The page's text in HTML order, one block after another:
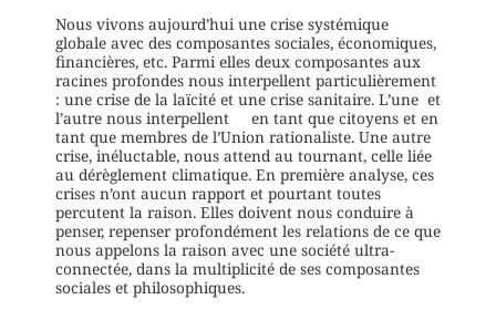
Nous vivons aujourd’hui une crise systémique
globale avec des composantes sociales, économiques,
financières, etc. Parmi elles deux composantes aux
racines profondes nous interpellent particulièrement
: une crise de la laïcité et une crise sanitaire. L’une et
l’autre nous interpellent en tant que citoyens et en
tant que membres de l’Union rationaliste. Une autre
crise, inéluctable, nous attend au tournant, celle liée
au dérèglement climatique. En première analyse, ces
crises n’ont aucun rapport et pourtant toutes
percutent la raison. Elles doivent nous conduire à
penser, repenser profondément les relations de ce que
nous appelons la raison avec une société ultra-
connectée, dans la multiplicité de ses composantes
sociales et philosophiques.